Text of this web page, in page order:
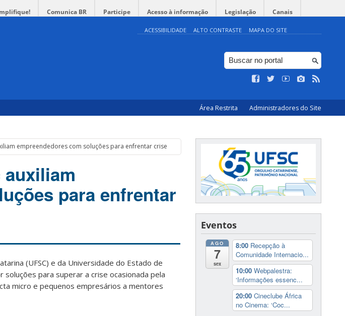
Comunica BR Participe Acesso à informação Legislação Canais
ACESSIBILIDADE ALTO CONTRASTE MAPA DO SITE
Área Restrita Administradores do Site
empreendedores com soluções para enfrentar crise
auxiliam
para enfrentar
(UFSC) e da Universidade do Estado de
soluções para superar a crise ocasionada pela
micro e pequenos empresários a mentores
Eventos
AGO
7
sex
8:00 Recepção à
Comunidade Internacio...
10:00 Webpalestra:
‘Informações essenc...
20:00 Cineclube África
no Cinema: ‘Coc...